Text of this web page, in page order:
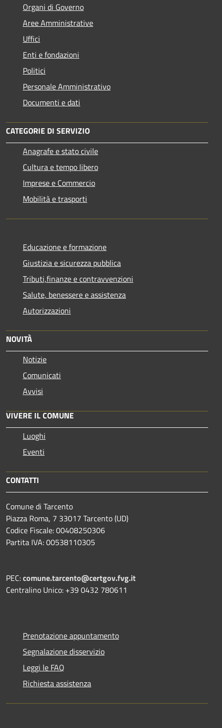
Organi di Governo
Aree Amministrative
Uffici
Enti e fondazioni
Politici
Personale Amministrativo
Documenti e dati
CATEGORIE DI SERVIZIO
Anagrafe e stato civile
Cultura e tempo libero
Imprese e Commercio
Mobilità e trasporti
Educazione e formazione
Giustizia e sicurezza pubblica
Tributi,finanze e contravvenzioni
Salute, benessere e assistenza
Autorizzazioni
NOVITÀ
Notizie
Comunicati
Avvisi
VIVERE IL COMUNE
Luoghi
Eventi
CONTATTI
Comune di Tarcento
Piazza Roma, 7 33017 Tarcento (UD)
Codice Fiscale: 00408250306
Partita IVA: 00538110305
PEC:comune.tarcento@certgov.fvg.it
Centralino Unico: +39 0432 780611
Prenotazione appuntamento
Segnalazione disservizio
Leggi le FAQ
Richiesta assistenza